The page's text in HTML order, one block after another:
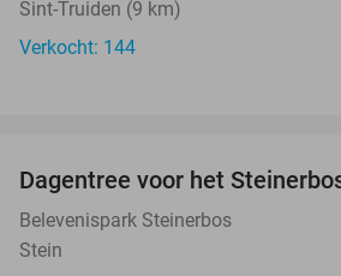
Sint-Truiden (9 km)
Verkocht: 144
Dagentree voor het
Belevenispark Steinerbos
Stein